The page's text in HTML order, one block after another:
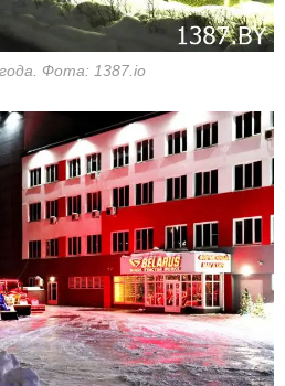
Фота: 1387.io